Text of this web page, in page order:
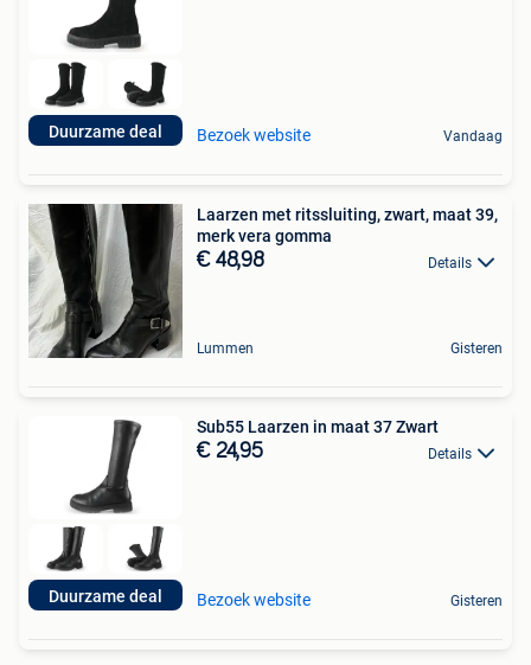
Duurzame deal Bezoek website Vandaag
Laarzen met ritssluiting, zwart, maat 39,
merk vera gomma
€ 48,98 Details
Lummen Gisteren
Duurzame deal
Sub55 Laarzen in maat 37 Zwart
€ 24,95 Details
Bezoek website Gisteren